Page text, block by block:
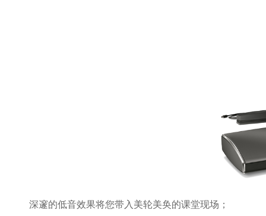
深邃的低音效果将您带入美轮美奂的课堂现场；